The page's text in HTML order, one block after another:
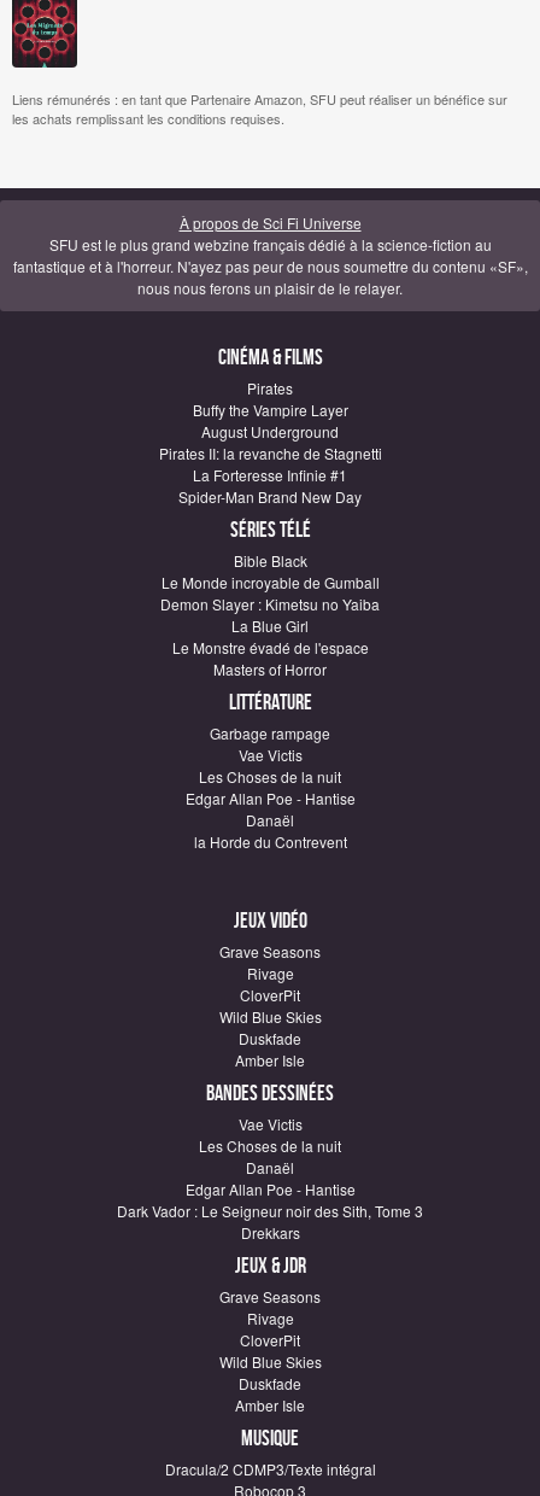
Liens rémunérés : en tant que Partenaire Amazon, SFU peut réaliser un bénéfice sur
les achats remplissant les conditions requises.
À propos de Sci Fi Universe
SFU est le plus grand webzine français dédié à la science-fiction au
fantastique et à l'horreur. N'ayez pas peur de nous soumettre du contenu «SF»,
nous nous ferons un plaisir de le relayer.
Cinéma & Films
Pirates
Buffy the Vampire Layer
August Underground
Pirates II: la revanche de Stagnetti
La Forteresse Infinie #1
Spider-Man Brand New Day
Séries télé
Bible Black
Le Monde incroyable de Gumball
Demon Slayer : Kimetsu no Yaiba
La Blue Girl
Le Monstre évadé de l'espace
Masters of Horror
Littérature
Garbage rampage
Vae Victis
Les Choses de la nuit
Edgar Allan Poe - Hantise
Danaël
la Horde du Contrevent
Jeux vidéo
Grave Seasons
Rivage
CloverPit
Wild Blue Skies
Duskfade
Amber Isle
Bandes dessinées
Vae Victis
Les Choses de la nuit
Danaël
Edgar Allan Poe - Hantise
Dark Vador : Le Seigneur noir des Sith, Tome 3
Drekkars
Jeux & JDR
Grave Seasons
Rivage
CloverPit
Wild Blue Skies
Duskfade
Amber Isle
Musique
Dracula/2 CDMP3/Texte intégral
Robocop 3